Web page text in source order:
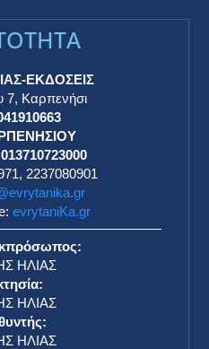
ΕΚΔΟΣΕΙΣ
7, Καρπενήσι
2237080901
evrytaniKa.gr
ΗΛΙΑΣ
ΗΛΙΑΣ
ΗΛΙΑΣ